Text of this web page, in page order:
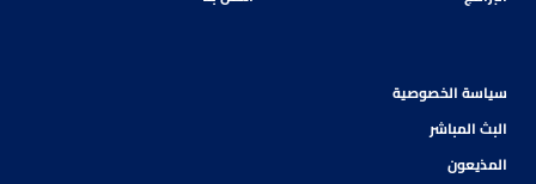
سياسة الخصوصية
البث المباشر
المذيعون